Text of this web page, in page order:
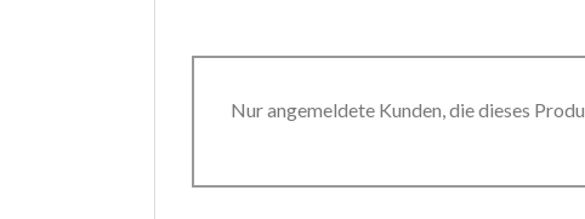
Nur angemeldete Kunden, die dieses